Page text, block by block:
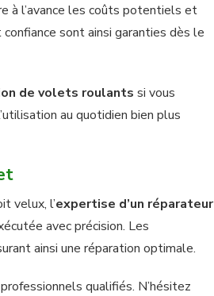
à l’avance les coûts potentiels et
sont ainsi garanties dès le
de volets roulants si vous
au quotidien bien plus
velux, l’expertise d’un réparateur
avec précision. Les
ainsi une réparation optimale.
qualifiés. N’hésitez